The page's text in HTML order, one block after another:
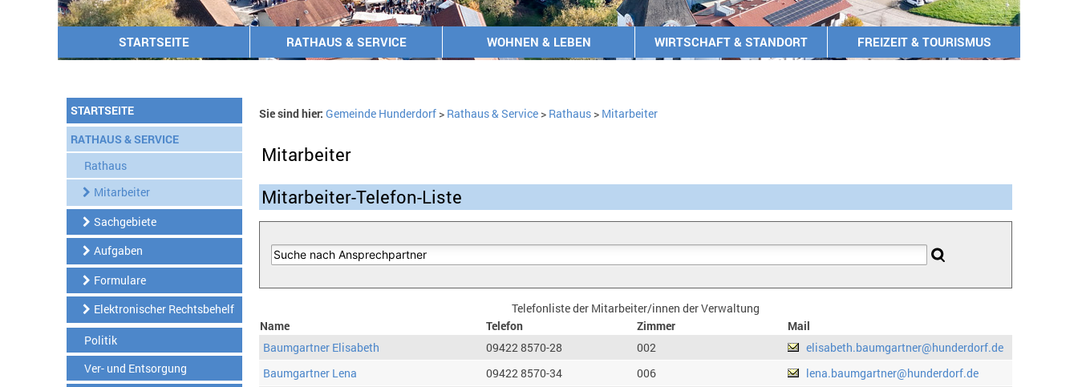
STARTSEITE RATHAUS & SERVICE WOHNEN & LEBEN WIRTSCHAFT & STANDORT FREIZEIT & TOURISMUS
STARTSEITE
RATHAUS & SERVICE
Rathaus
Mitarbeiter
Sachgebiete
Aufgaben
Formulare
Elektronischer Rechtsbehelf
Politik
Ver- und Entsorgung
Sie sind hier: Gemeinde Hunderdorf> Rathaus & Service> Rathaus> Mitarbeiter
Mitarbeiter
Mitarbeiter-Telefon-Liste
Telefonliste der Mitarbeiter/innen der Verwaltung
Name
Telefon Zimmer
Mail
Baumgartner Elisabeth
09422 8570-28 002
elisabeth.baumgartner@hunderdorf.de
Baumgartner Lena
09422 8570-34 006
lena.baumgartner@hunderdorf.de